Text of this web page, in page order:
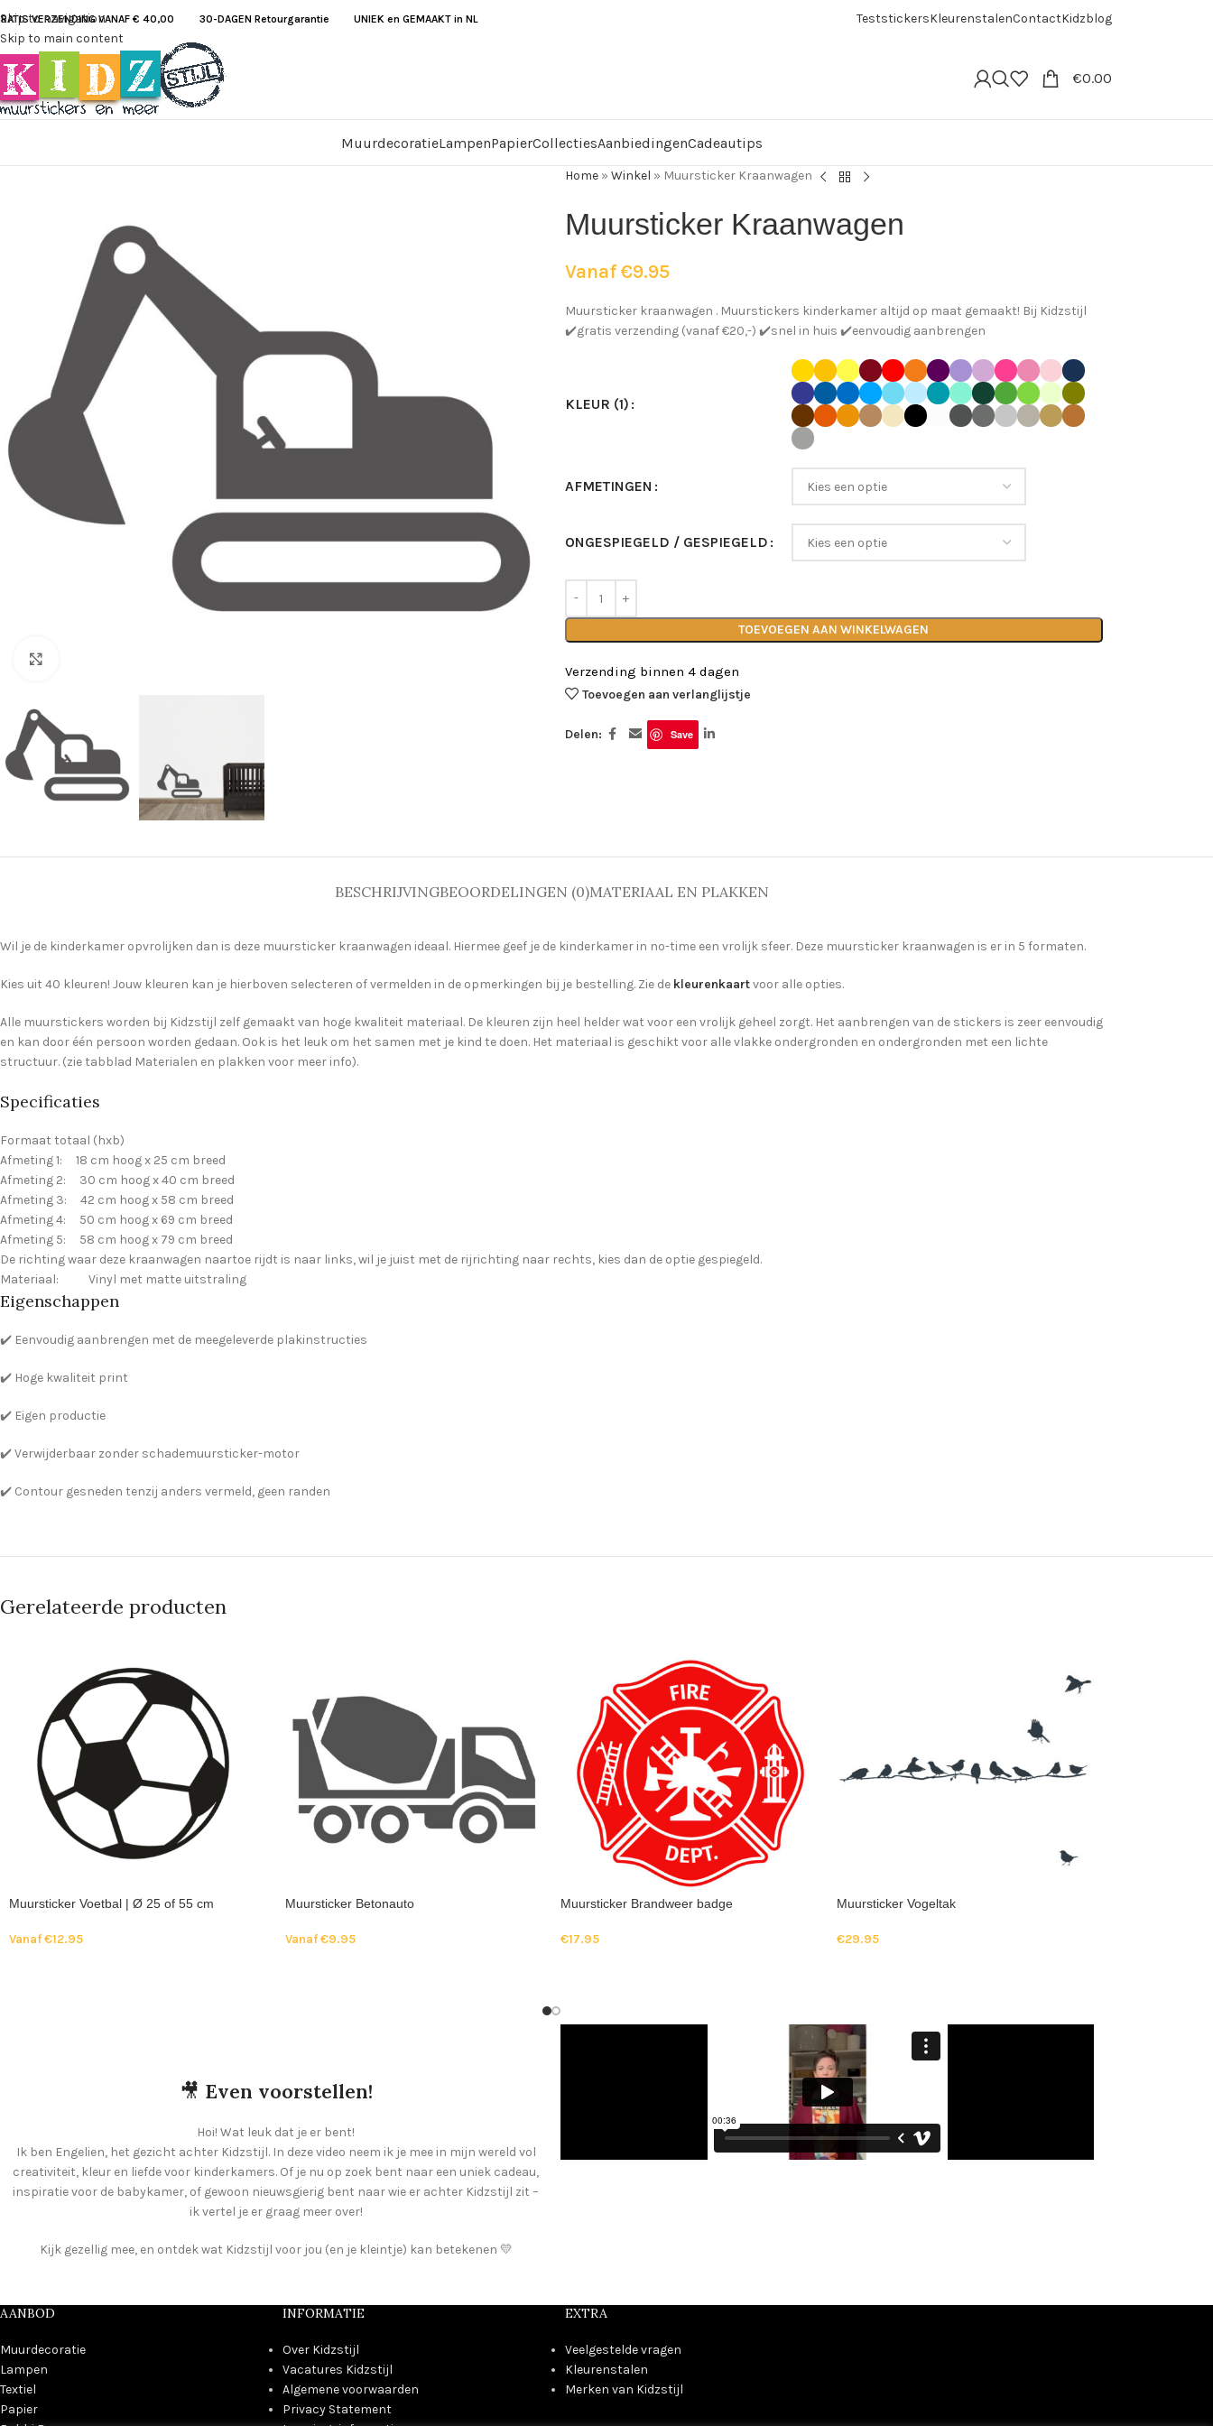
Skip to navigation
Skip to main content
VERZENDING VANAF € 40,00 30-DAGEN Retourgarantie UNIEK en GEMAAKT in NL TeststickersKleurenstalenContactKidzblog
€0.00
MuurdecoratieLampenPapierCollectiesAanbiedingenCadeautips
Home» Winkel » Muursticker Kraanwagen
Muursticker Kraanwagen
Vanaf €9.95
Muursticker kraanwagen . Muurstickers kinderkamer altijd op maat gemaakt! Bij Kidzstijl
✔️gratis verzending (vanaf €20,-) ✔️snel in huis ✔️eenvoudig aanbrengen
KLEUR (1)
AFMETINGEN
ONGESPIEGELD / GESPIEGELD
TOEVOEGEN AAN WINKELWAGEN
Verzending binnen 4 dagen
Toevoegen aan verlanglijstje
Delen: Save
BESCHRIJVINGBEOORDELINGEN (0)MATERIAAL EN PLAKKEN
Wil je de kinderkamer opvrolijken dan is deze muursticker kraanwagen ideaal. Hiermee geef je de kinderkamer in no-time een vrolijk sfeer. Deze muursticker kraanwagen is er in 5 formaten.
Kies uit 40 kleuren! Jouw kleuren kan je hierboven selecteren of vermelden in de opmerkingen bij je bestelling. Zie de kleurenkaartvoor alle opties.
Alle muurstickers worden bij Kidzstijl zelf gemaakt van hoge kwaliteit materiaal. De kleuren zijn heel helder wat voor een vrolijk geheel zorgt. Het aanbrengen van de stickers is zeer eenvoudig
en kan door één persoon worden gedaan. Ook is het leuk om het samen met je kind te doen. Het materiaal is geschikt voor alle vlakke ondergronden en ondergronden met een lichte
structuur. (zie tabblad Materialen en plakken voor meer info).
Specificaties
Formaat totaal (hxb)
Afmeting 1: 18 cm hoog x 25 cm breed
Afmeting 2: 30 cm hoog x 40 cm breed
Afmeting 3: 42 cm hoog x 58 cm breed
Afmeting 4: 50 cm hoog x 69 cm breed
Afmeting 5: 58 cm hoog x 79 cm breed
De richting waar deze kraanwagen naartoe rijdt is naar links, wil je juist met de rijrichting naar rechts, kies dan de optie gespiegeld.
Materiaal: Vinyl met matte uitstraling
Eigenschappen
✔️ Eenvoudig aanbrengen met de meegeleverde plakinstructies
✔️ Hoge kwaliteit print
✔️ Eigen productie
✔️ Verwijderbaar zonder schademuursticker-motor
✔️ Contour gesneden tenzij anders vermeld, geen randen
Gerelateerde producten
Muursticker Voetbal | Ø 25 of 55 cm
Vanaf€12.95
Muursticker Betonauto
Vanaf €9.95
Muursticker Brandweer badge
€17.95
Muursticker Vogeltak
€29.95
🎥 Even voorstellen!
Hoi! Wat leuk dat je er bent!
Ik ben Engelien, het gezicht achter Kidzstijl. In deze video neem ik je mee in mijn wereld vol
creativiteit, kleur en liefde voor kinderkamers. Of je nu op zoek bent naar een uniek cadeau,
inspiratie voor de babykamer, of gewoon nieuwsgierig bent naar wie er achter Kidzstijl zit –
ik vertel je er graag meer over!
Kijk gezellig mee, en ontdek wat Kidzstijl voor jou (en je kleintje) kan betekenen 💛
AANBOD
Muurdecoratie
Lampen
Textiel
Papier
INFORMATIE
Over Kidzstijl
Vacatures Kidzstijl
Algemene voorwaarden
Privacy Statement
EXTRA
Veelgestelde vragen
Kleurenstalen
Merken van Kidzstijl